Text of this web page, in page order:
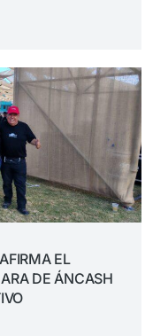
EL
DE ÁNCASH